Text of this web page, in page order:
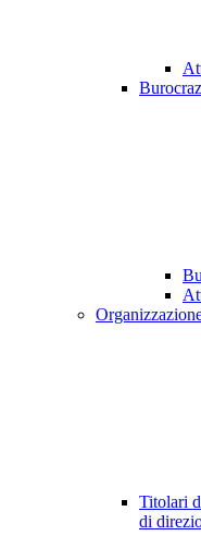
Titolari
di